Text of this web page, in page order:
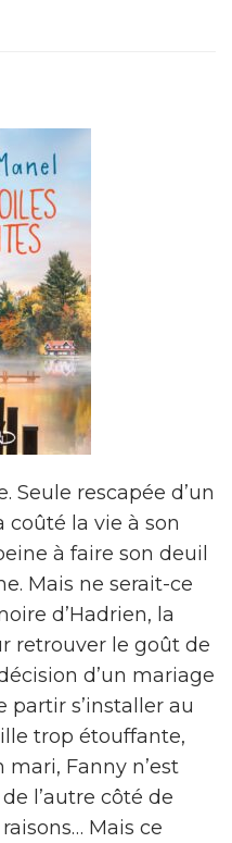
Seule rescapée d’un
la vie à son
à faire son deuil
Mais ne serait-ce
d’Hadrien, la
retrouver le goût de
d’un mariage
partir s’installer au
trop étouffante,
Fanny n’est
l’autre côté de
Mais ce